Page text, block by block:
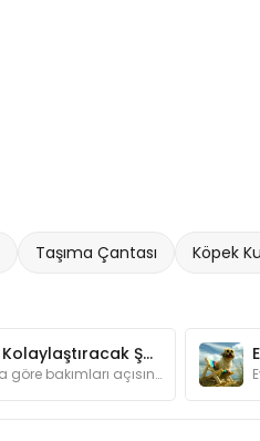
Taşıma Çantası Köpek
Köpekle Gezintileri Kolaylaştıracak Şeyler
Köpekler diğer canlılara göre bakımları açısından bizlere daha bağımlı hayvanlardır. Gezintilere çıkarken dikkat etmemiz gerekenleri biliyor muyuz?